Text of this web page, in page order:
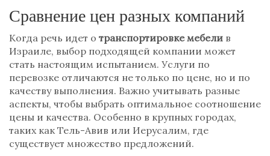
Сравнение цен разных компаний
Когда речь идет о транспортировке мебели в
Израиле, выбор подходящей компании может
стать настоящим испытанием. Услуги по
перевозке отличаются не только по цене, но и по
качеству выполнения. Важно учитывать разные
аспекты, чтобы выбрать оптимальное соотношение
цены и качества. Особенно в крупных городах,
таких как Тель-Авив или Иерусалим, где
существует множество предложений.